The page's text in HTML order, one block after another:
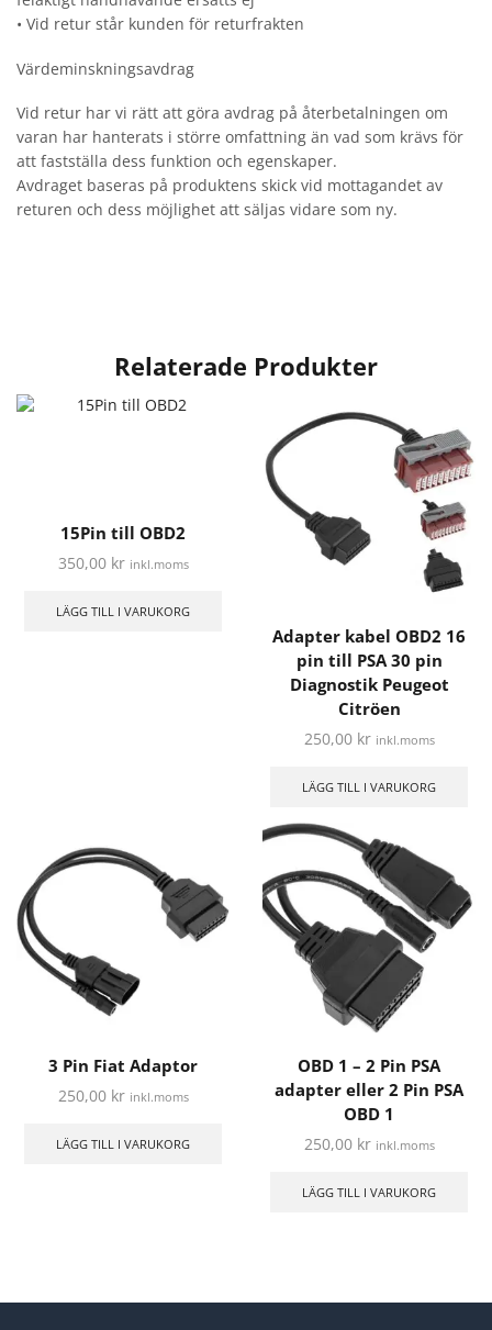
• Vid retur står kunden för returfrakten
Värdeminskningsavdrag
Vid retur har vi rätt att göra avdrag på återbetalningen om
varan har hanterats i större omfattning än vad som krävs för
att fastställa dess funktion och egenskaper.
Avdraget baseras på produktens skick vid mottagandet av
returen och dess möjlighet att säljas vidare som ny.
Relaterade Produkter
15Pin till OBD2
350,00 kr inkl.moms
LÄGG TILL I VARUKORG
Adapter kabel OBD2 16
pin till PSA 30 pin
Diagnostik Peugeot
Citröen
250,00 kr inkl.moms
LÄGG TILL I VARUKORG
3 Pin Fiat Adaptor
250,00 kr inkl.moms
LÄGG TILL I VARUKORG
OBD 1 – 2 Pin PSA
adapter eller 2 Pin PSA
OBD 1
250,00 kr inkl.moms
LÄGG TILL I VARUKORG